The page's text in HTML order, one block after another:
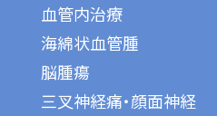
血管内治療
海綿状血管腫
脳腫瘍
三叉神経痛・顔面神経